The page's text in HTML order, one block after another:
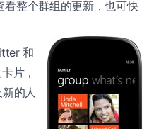
整个群组的更新，也可快
和
片，
的人